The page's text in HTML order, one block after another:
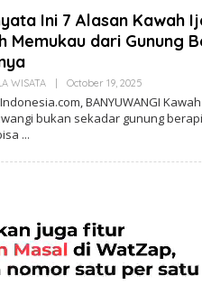
Ini 7 Alasan Kawah
Memukau dari Gunung
WISATA October 19, 2025
Y
A
D
N
BANYUWANGI
bukan sekadar gunung